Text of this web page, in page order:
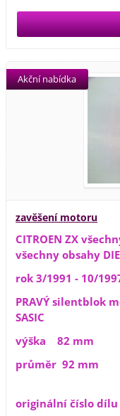
zavěšení motoru
Akční nabídka
CITROEN ZX
všechny obsahy
rok 3/1991 - 10/
PRAVÝ silentblok
SASIC
výška 82 mm
průměr 92 mm
originální číslo dílu